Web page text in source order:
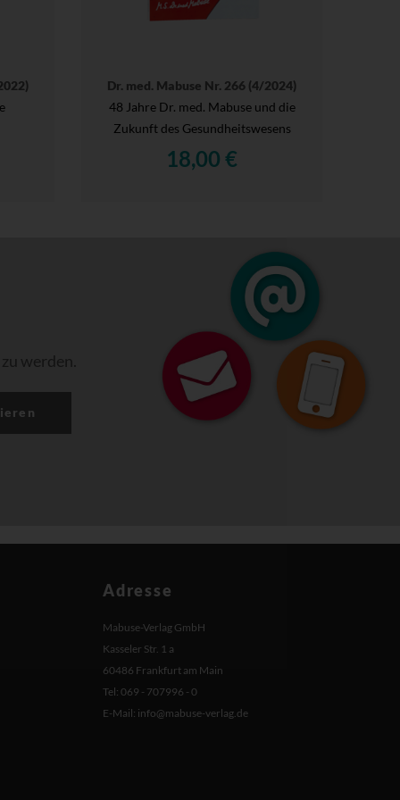
Dr. med. Mabuse Nr. 266 (4/2024)
48 Jahre Dr. med. Mabuse und die
Zukunft des Gesundheitswesens
18,00 €
werden.
Adresse
Mabuse-Verlag GmbH
Kasseler Str. 1 a
60486 Frankfurt am Main
Tel: 069 - 707996 - 0
E-Mail: info@mabuse-verlag.de